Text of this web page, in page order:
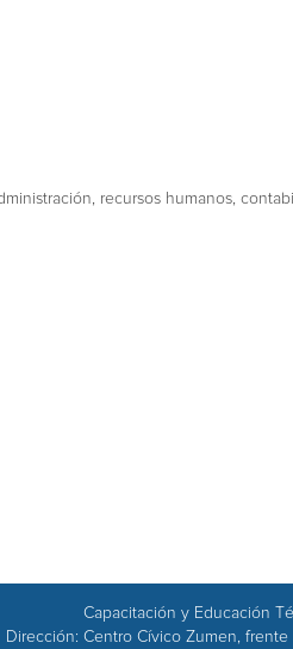
recursos humanos,
Capacitación y Educación
Dirección: Centro Cívico Zumen,